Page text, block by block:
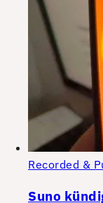
Recorded &
Suno